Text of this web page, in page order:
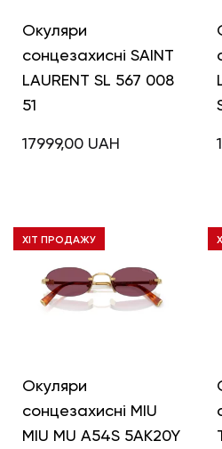
Окуляри
сонцезахисні SAINT
LAURENT SL 567 008
51
17999,00 UAH
ХІТ ПРОДАЖУ
Окуляри
сонцезахисні MIU
MIU MU A54S 5AK20Y